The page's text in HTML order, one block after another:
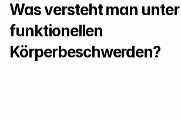
Was versteht man unter
funktionellen
Körperbeschwerden?